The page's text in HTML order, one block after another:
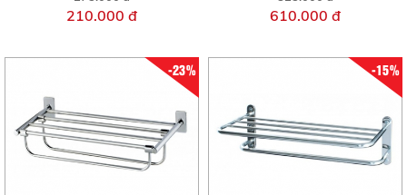
210.000 đ 610.000 đ
-23% -15%